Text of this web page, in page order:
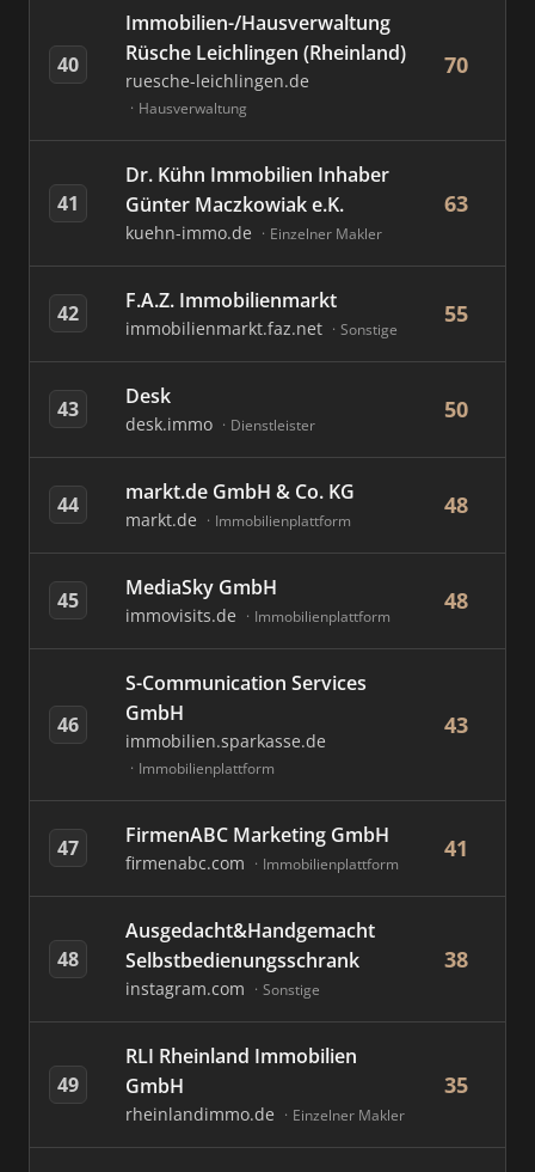
40
Immobilien-/Hausverwaltung
Rüsche Leichlingen (Rheinland)
ruesche-leichlingen.de
Hausverwaltung
70
41
Dr. Kühn Immobilien Inhaber
Günter Maczkowiak e.K.
kuehn-immo.de Einzelner Makler
63
42 F.A.Z. Immobilienmarkt
immobilienmarkt.faz.net Sonstige
55
43 Desk
desk.immo Dienstleister
50
44 markt.de GmbH & Co. KG
markt.de Immobilienplattform
48
45 MediaSky GmbH
immovisits.de Immobilienplattform
48
46
S-Communication Services
GmbH
immobilien.sparkasse.de
Immobilienplattform
43
47 FirmenABC Marketing GmbH
firmenabc.com Immobilienplattform
41
48
Ausgedacht&Handgemacht
Selbstbedienungsschrank
instagram.com Sonstige
38
49
RLI Rheinland Immobilien
GmbH
rheinlandimmo.de Einzelner Makler
35